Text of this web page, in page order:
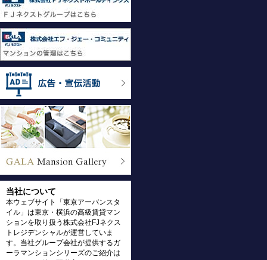
当社について
本ウェブサイト「東京アーバンスタ
イル」は東京・横浜の高級賃貸マン
ションを取り扱う株式会社FJネクス
トレジデンシャルが運営していま
す。当社グループ会社が提供するガ
ーラマンションシリーズのご紹介は